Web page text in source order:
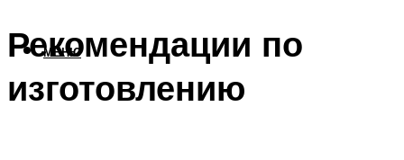
МЕНЮ
Рекомендации по
изготовлению